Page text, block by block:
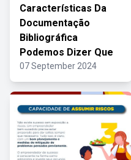
Características Da
Documentação
Bibliográfica
Podemos Dizer Que
07 September 2024